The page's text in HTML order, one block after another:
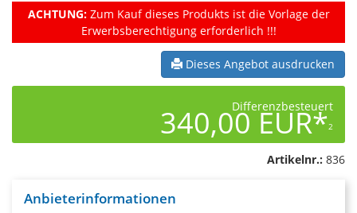
ACHTUNG:Zum Kauf dieses Produkts ist die Vorlage der
Erwerbsberechtigung erforderlich !!!
Dieses Angebot ausdrucken
Differenzbesteuert
340,00 EUR*2
Artikelnr.: 836
Anbieterinformationen